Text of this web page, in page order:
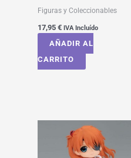
Figuras y Coleccionables
17,95 € IVA Incluído
AÑADIR AL
CARRITO